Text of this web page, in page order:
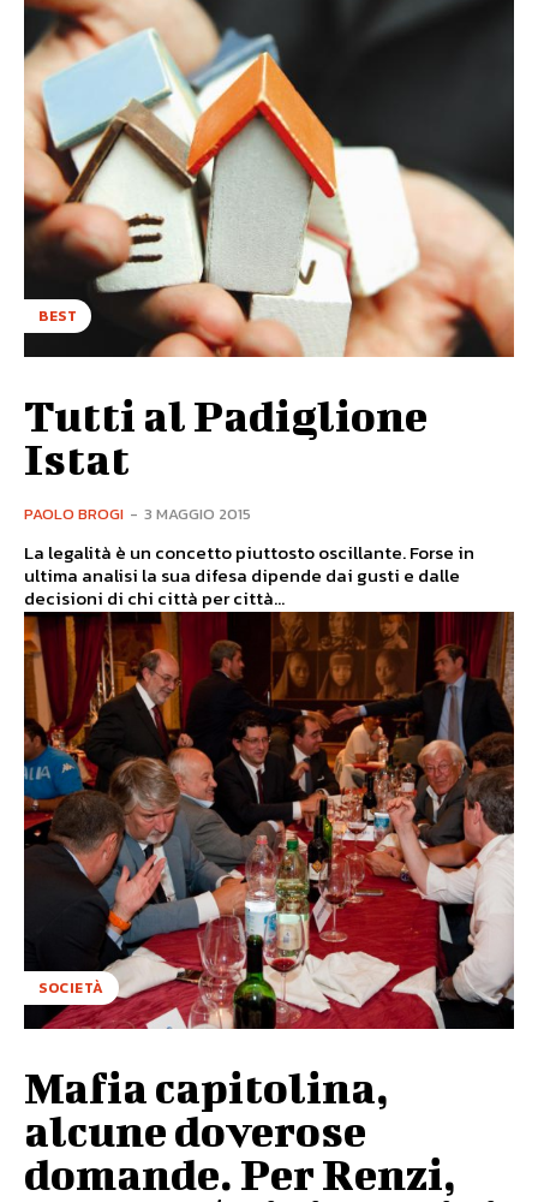
BEST
Tutti al Padiglione
Istat
PAOLO BROGI - 3 MAGGIO 2015
La legalità è un concetto piuttosto oscillante. Forse in
ultima analisi la sua difesa dipende dai gusti e dalle
decisioni di chi città per città...
SOCIETÀ
Mafia capitolina,
alcune doverose
domande. Per Renzi,